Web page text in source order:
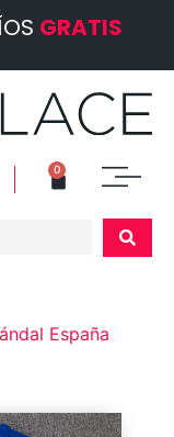
GRATIS
0
España